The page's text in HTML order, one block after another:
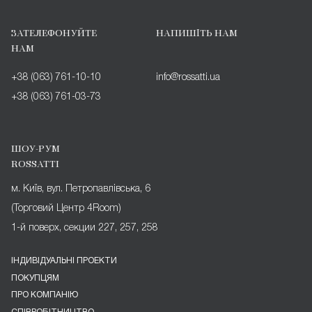
ЗАТЕЛЕФОНУЙТЕ
НАМ
+38 (063) 761-10-10
+38 (063) 761-03-73
НАПИШІТЬ НАМ
info@rossatti.ua
ШОУ-РУМ
ROSSATTI
м. Київ, вул. Петропавлівська, 6
(Торговий Центр 4Room)
1-й поверх, секции 227, 257, 258
ІНДИВІДУАЛЬНІ ПРОЕКТИ
ПОКУПЦЯМ
ПРО КОМПАНІЮ